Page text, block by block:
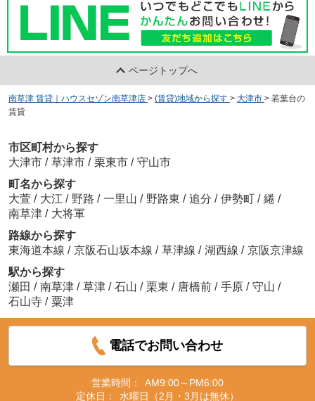
ページトップへ
南草津 賃貸｜ハウスセゾン南草津店 > (賃貸)地域から探す > 大津市 > 若葉台の
賃貸
市区町村から探す
大津市 / 草津市 / 栗東市 / 守山市
町名から探す
大萱 / 大江 / 野路 / 一里山 / 野路東 / 追分 / 伊勢町 / 綣 /
南草津 / 大将軍
路線から探す
東海道本線 / 京阪石山坂本線 / 草津線 / 湖西線 / 京阪京津線
駅から探す
瀬田 / 南草津 / 草津 / 石山 / 栗東 / 唐橋前 / 手原 / 守山 /
石山寺 / 粟津
電話でお問い合わせ
営業時間：
AM9:00～PM6:00
定休日：
水曜日（2月・3月は無休）